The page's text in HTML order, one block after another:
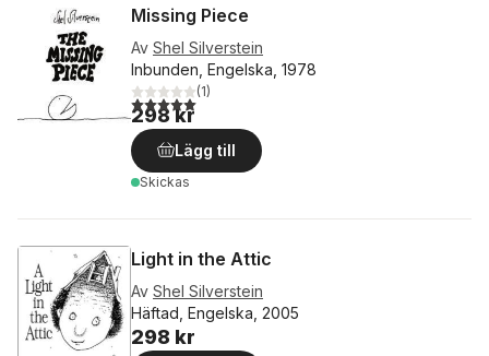
Missing Piece
Av Shel Silverstein
Inbunden, Engelska, 1978
5,0utav 5 stjärnor. Totalt antal röster:
(1)
298 kr
Lägg till
Skickas
Light in the Attic
Av Shel Silverstein
Häftad, Engelska, 2005
298 kr